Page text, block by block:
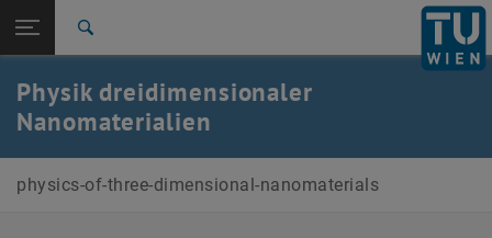
TU Login
Quicklinks
Quicklinks-Menü umschalten
Studium
International
Karriere
Zur 1. Menü Ebene
Forschungsbereiche
Zurück: Subseiten von Forschungsbereiche auflisten
Zurück zur letzten Ebene:
Forschungsbereiche
Physik dreidimensionaler
Nanomaterialien
physics-of-three-dimensional-nanomaterials